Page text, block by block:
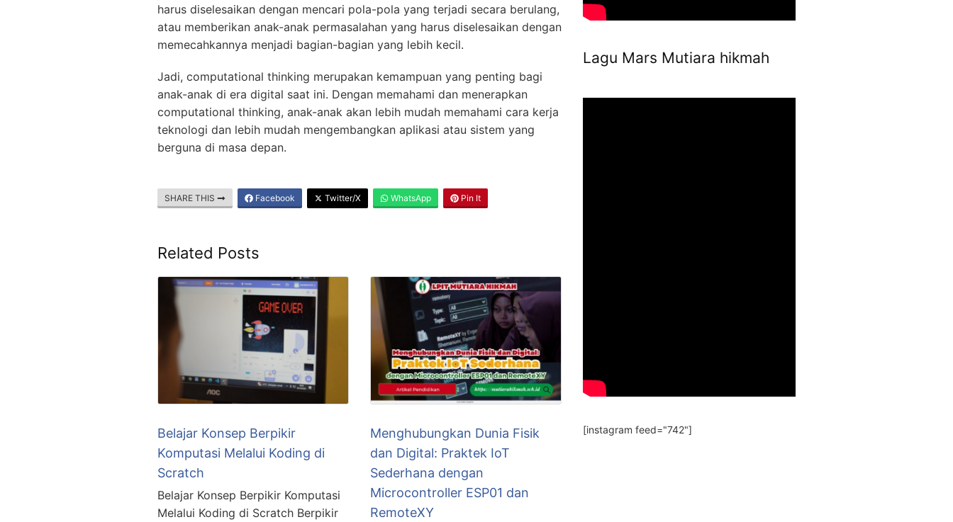
harus diselesaikan dengan mencari pola-pola yang terjadi secara berulang,
atau memberikan anak-anak permasalahan yang harus diselesaikan dengan
memecahkannya menjadi bagian-bagian yang lebih kecil.
Jadi, computational thinking merupakan kemampuan yang penting bagi
anak-anak di era digital saat ini. Dengan memahami dan menerapkan
computational thinking, anak-anak akan lebih mudah memahami cara kerja
teknologi dan lebih mudah mengembangkan aplikasi atau sistem yang
berguna di masa depan.
SHARE THIS Facebook Twitter/X WhatsApp Pin It
Related Posts
Belajar Konsep Berpikir
Komputasi Melalui Koding di
Scratch
Belajar Konsep Berpikir Komputasi
Melalui Koding di Scratch Berpikir
Menghubungkan Dunia Fisik
dan Digital: Praktek IoT
Sederhana dengan
Microcontroller ESP01 dan
RemoteXY
Lagu Mars Mutiara hikmah
[instagram feed="742"]